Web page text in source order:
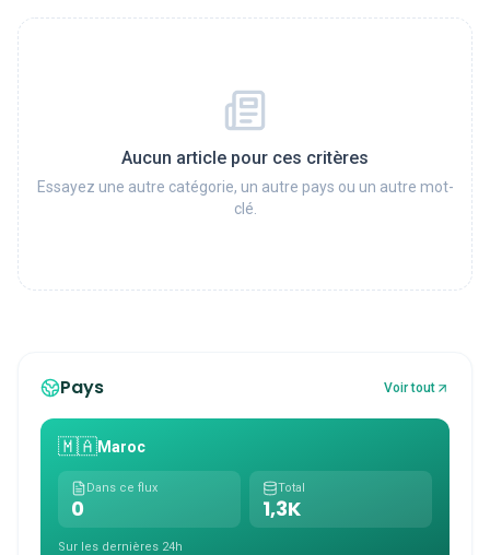
Aucun article pour ces critères
Essayez une autre catégorie, un autre pays ou un autre mot-
clé.
Pays Voir tout
🇲🇦Maroc
Dans ce flux
0
Total
1,3K
Sur les dernières 24h